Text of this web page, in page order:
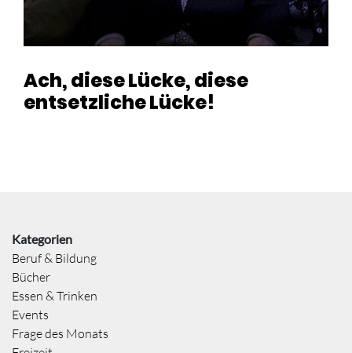
Ach, diese Lücke, diese
entsetzliche Lücke!
Kategorien
Beruf & Bildung
Bücher
Essen & Trinken
Events
Frage des Monats